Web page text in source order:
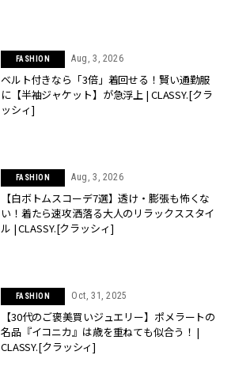
FASHION Aug, 3, 2026
ベルト付きなら「3倍」着回せる！賢い通勤服
に【半袖ジャケット】が急浮上 | CLASSY.[クラ
ッシィ]
FASHION Aug, 3, 2026
【白ボトムスコーデ7選】透け・膨張も怖くな
い！着たら速攻洒落る大人のリラックススタイ
ル | CLASSY.[クラッシィ]
FASHION Oct, 31, 2025
【30代のご褒美買いジュエリー】ポメラートの
名品『イコニカ』は歳を重ねても似合う！ |
CLASSY.[クラッシィ]